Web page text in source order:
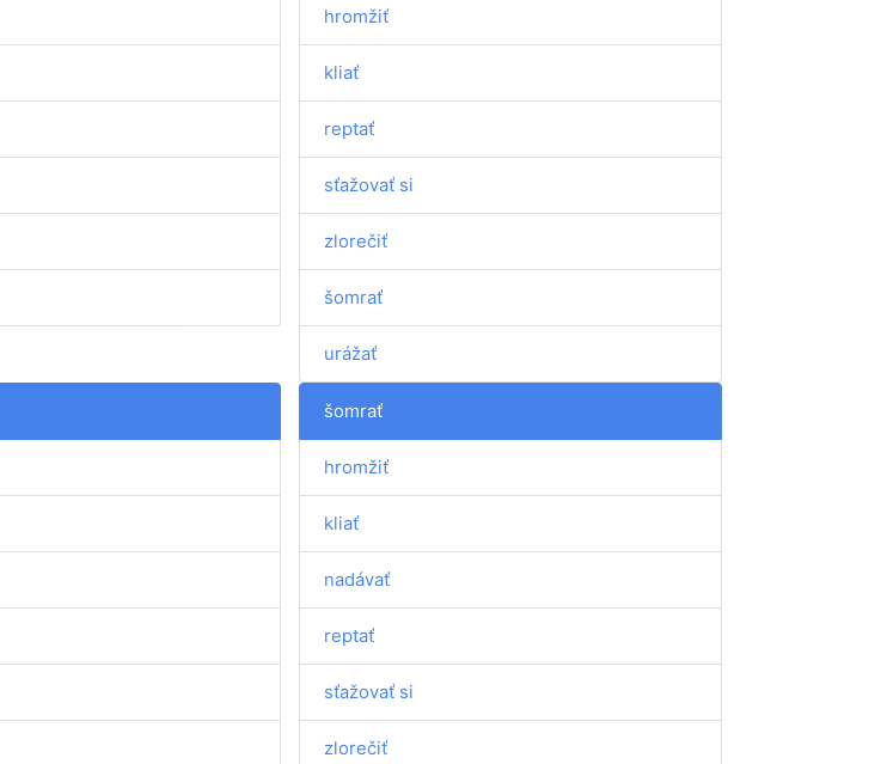
hromžiť
kliať
reptať
sťažovať si
zlorečiť
šomrať
urážať
šomrať
hromžiť
kliať
nadávať
reptať
sťažovať si
zlorečiť